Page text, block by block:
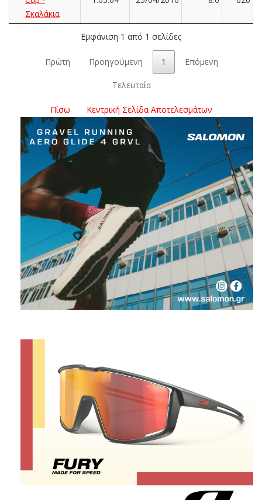
Σκαλάκια
Εμφάνιση 1 από 1 σελίδες
Πρώτη Προηγούμενη 1 Επόμενη
Τελευταία
Πίσω Κεντρική Σελίδα Αποτελεσμάτων